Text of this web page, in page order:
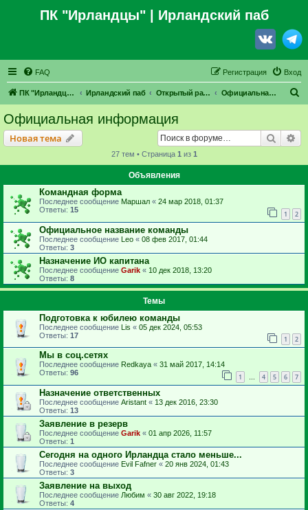
ПК "Ирландцы"| Ирландский паб
FAQ Вход
Регистрация
ПК "Ирландцы" Ирландский паб Открытый раздел Официальная информация
Официальная информация
Новая тема Поиск
27 тем • Страница 1 из 1
Объявления
Командная форма
Последнее сообщение Маршал « 24 мар 2018, 01:37
Ответы: 15 1 2
Официальное название команды
Последнее сообщение Leo « 08 фев 2017, 01:44
Ответы: 3
Назначение ИО капитана
Последнее сообщение Garik « 10 дек 2018, 13:20
Ответы: 8
Темы
Подготовка к юбилею команды
Последнее сообщение Lis « 05 дек 2024, 05:53
Ответы: 17 1 2
Мы в соц.сетях
Последнее сообщение Redkaya « 31 май 2017, 14:14
Ответы: 96 1 … 4 5 6 7
Назначение ответственных
Последнее сообщение Aristant « 13 дек 2016, 23:30
Ответы: 13
Заявление в резерв
Последнее сообщение Garik « 01 апр 2026, 11:57
Ответы: 1
Сегодня на одного Ирландца стало меньше...
Последнее сообщение Evil Fafner « 20 янв 2024, 01:43
Ответы: 3
Заявление на выход
Последнее сообщение Любим « 30 авг 2022, 19:18
Ответы: 4